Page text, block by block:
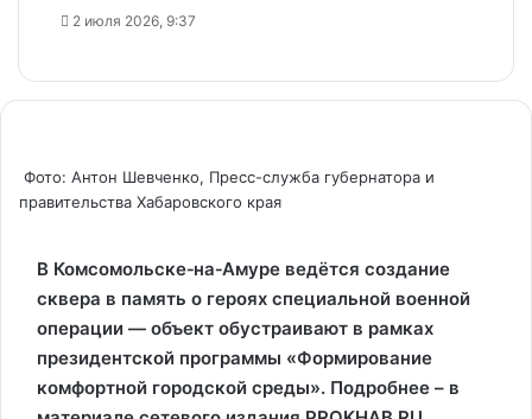
2 июля 2026, 9:37
Фото: Антон Шевченко, Пресс-служба губернатора и
правительства Хабаровского края
В Комсомольске‑на‑Амуре ведётся создание
сквера в память о героях специальной военной
операции — объект обустраивают в рамках
президентской программы «Формирование
комфортной городской среды». Подробнее – в